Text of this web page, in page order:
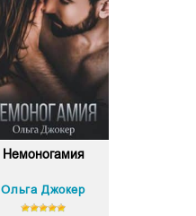
Немоногамия
Ольга Джокер